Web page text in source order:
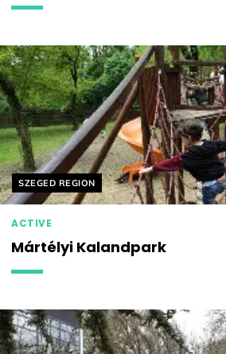
Helyszín címkék:
SZEGED REGION
ACTIVE
Mártélyi Kalandpark